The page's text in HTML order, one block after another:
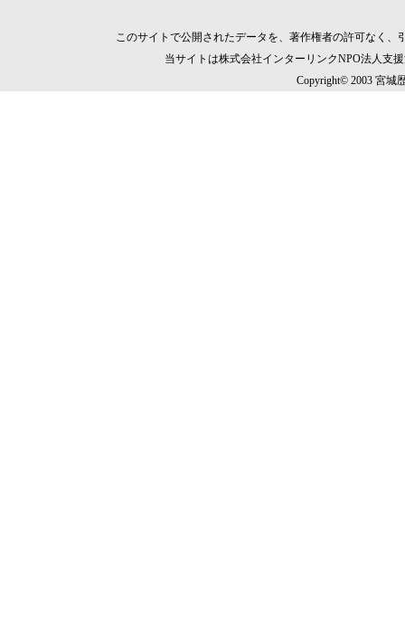
このサイトで公開されたデータを、著作権者の許可なく
当サイトは株式会社インターリンクNPO法人支
Copyright© 2003 宮城